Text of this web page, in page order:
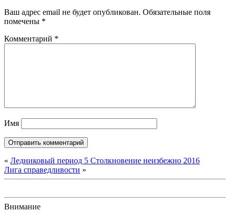
Ваш адрес email не будет опубликован. Обязательные поля
помечены *
Комментарий *
Имя
« Ледниковый период 5 Столкновение неизбежно 2016
Лига справедливости »
Внимание